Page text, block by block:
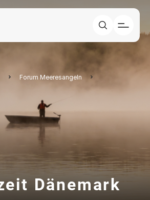
Forum Meeresangeln
Dänemark